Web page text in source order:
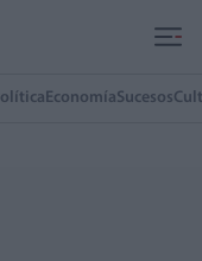
EconomíaSucesos